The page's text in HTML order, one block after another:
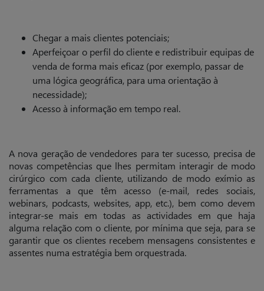
Chegar a mais clientes potenciais;
Aperfeiçoar o perfil do cliente e redistribuir equipas de
venda de forma mais eficaz (por exemplo, passar de
uma lógica geográfica, para uma orientação à
necessidade);
Acesso à informação em tempo real.
A nova geração de vendedores para ter sucesso, precisa de
novas competências que lhes permitam interagir de modo
cirúrgico com cada cliente, utilizando de modo exímio as
ferramentas a que têm acesso (e-mail, redes sociais,
webinars, podcasts, websites, app, etc.), bem como devem
integrar-se mais em todas as actividades em que haja
alguma relação com o cliente, por mínima que seja, para se
garantir que os clientes recebem mensagens consistentes e
assentes numa estratégia bem orquestrada.